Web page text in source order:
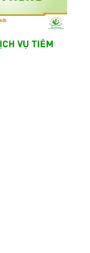
VỤ TIÊM